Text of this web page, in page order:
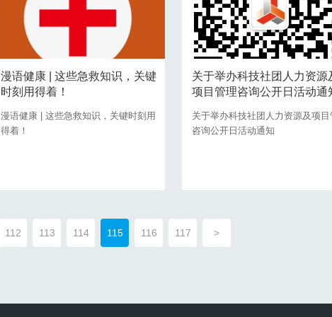
漫语健康 | 这些急救知识，关键
时刻用得着！
漫语健康 | 这些急救知识，关键时刻用
得着！
关于举办科技社团人力资源
项目管理咨询公开日活动通
关于举办科技社团人力资源及项目
咨询公开日活动通知
112 113 114 115 116 117 >